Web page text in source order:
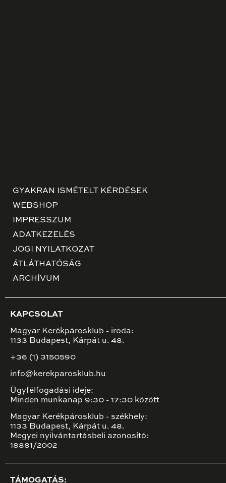
GYAKRAN ISMÉTELT KÉRDÉSEK
WEBSHOP
IMPRESSZUM
ADATKEZELÉS
JOGI NYILATKOZAT
ÁTLÁTHATÓSÁG
ARCHÍVUM
KAPCSOLAT
Magyar Kerékpárosklub - iroda:
1133 Budapest, Kárpát u. 48.
+36 (1) 3150590
info@kerekparosklub.hu
Ügyfélfogadási ideje:
Minden munkanap 9:30 - 17:30 között
Magyar Kerékpárosklub - székhely:
1133 Budapest, Kárpát u. 48.
Megyei nyilvántartásbeli azonosító:
18881/2002
TÁMOGATÁS: